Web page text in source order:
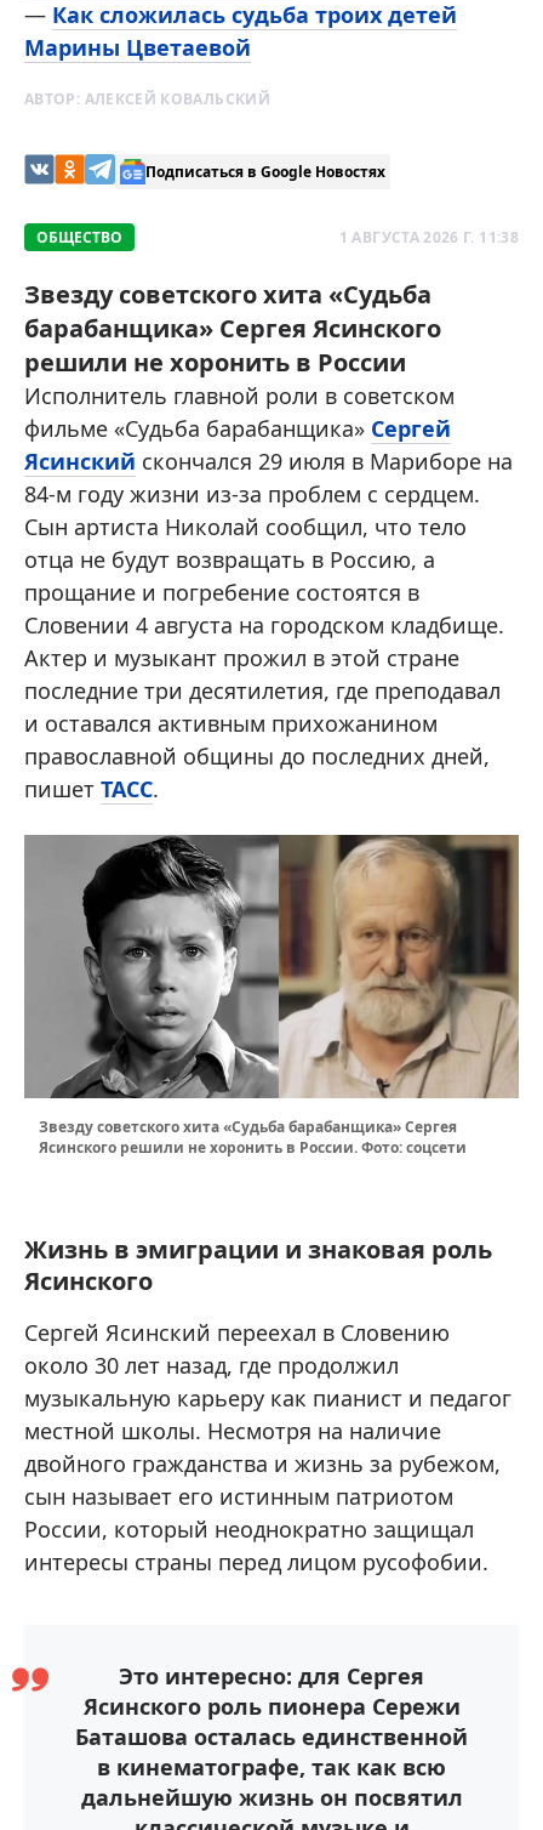
— Как сложилась судьба троих детей
Марины Цветаевой
АВТОР: АЛЕКСЕЙ КОВАЛЬСКИЙ
Подписаться в Google Новостях
ОБЩЕСТВО 1 АВГУСТА 2026 Г. 11:38
Звезду советского хита «Судьба
барабанщика» Сергея Ясинского
решили не хоронить в России
Исполнитель главной роли в советском
фильме «Судьба барабанщика» Сергей
Ясинский скончался 29 июля в Мариборе на
84-м году жизни из-за проблем с сердцем.
Сын артиста Николай сообщил, что тело
отца не будут возвращать в Россию, а
прощание и погребение состоятся в
Словении 4 августа на городском кладбище.
Актер и музыкант прожил в этой стране
последние три десятилетия, где преподавал
и оставался активным прихожанином
православной общины до последних дней,
пишет ТАСС.
Звезду советского хита «Судьба барабанщика» Сергея
Ясинского решили не хоронить в России. Фото: соцсети
Жизнь в эмиграции и знаковая роль
Ясинского
Сергей Ясинский переехал в Словению
около 30 лет назад, где продолжил
музыкальную карьеру как пианист и педагог
местной школы. Несмотря на наличие
двойного гражданства и жизнь за рубежом,
сын называет его истинным патриотом
России, который неоднократно защищал
интересы страны перед лицом русофобии.
Это интересно: для Сергея
Ясинского роль пионера Сережи
Баташова осталась единственной
в кинематографе, так как всю
дальнейшую жизнь он посвятил